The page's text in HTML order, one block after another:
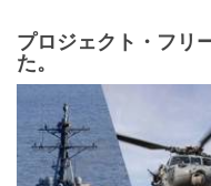
プロジェクト・フリ
た。